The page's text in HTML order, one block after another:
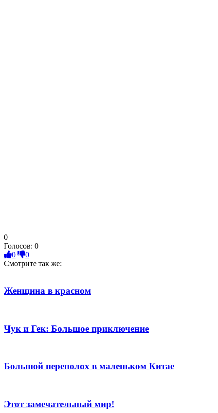
0
Голосов: 0
0
0
Смотрите так же:
Женщина в красном
Чук и Гек: Большое приключение
Большой переполох в маленьком Китае
Этот замечательный мир!